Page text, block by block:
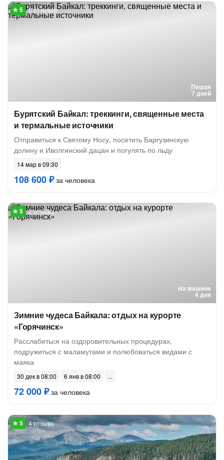
Пешая
7 дней
5 отзывов
Бурятский Байкал: треккинги, священные места
и термальные источники
Отправиться к Святому Носу, посетить Баргузинскую
долину и Иволгинский дацан и погулять по льду
14 мар в 09:30
108 600 ₽за человека
На машине
4 дня
2 отзыва
Зимние чудеса Байкала: отдых на курорте
«Горячинск»
Расслабиться на оздоровительных процедурах,
подружиться с маламутами и полюбоваться видами с
маяка
30 дек в 08:00 6 янв в 08:00
72 000 ₽за человека
4 отзыва